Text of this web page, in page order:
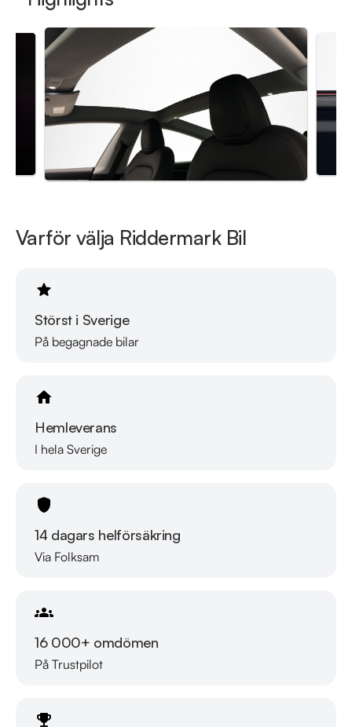
Varför välja Riddermark Bil
Störst i Sverige
På begagnade bilar
Hemleverans
I hela Sverige
14 dagars helförsäkring
Via Folksam
16 000+ omdömen
På Trustpilot